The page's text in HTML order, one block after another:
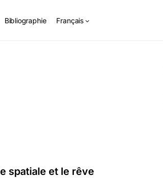
Bibliographie Français
spatiale et le rêve